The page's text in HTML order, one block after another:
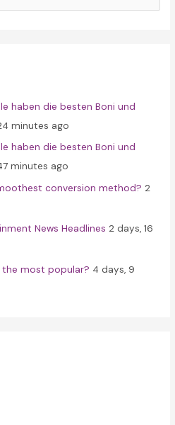
haben die besten Boni und
minutes ago
haben die besten Boni und
minutes ago
conversion method? 2
News Headlines 2 days, 16
the most popular? 4 days, 9